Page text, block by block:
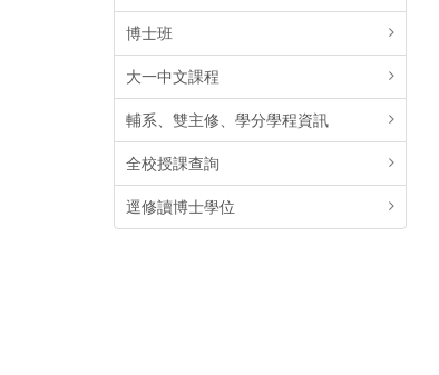
博士班
大一中文課程
輔系、雙主修、學分學程資訊
全校授課查詢
逕修讀博士學位